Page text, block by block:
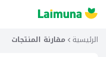
الرئيسية مقارنة المنتجات